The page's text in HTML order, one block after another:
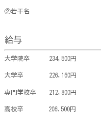
②若干名
給与
大学院卒 234,500円
大学卒 226,160円
専門学校卒 212,800円
高校卒 206,500円